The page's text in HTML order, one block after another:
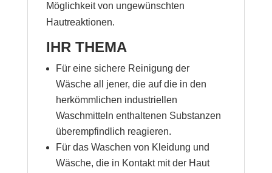
Möglichkeit von ungewünschten
Hautreaktionen.
IHR THEMA
Für eine sichere Reinigung der
Wäsche all jener, die auf die in den
herkömmlichen industriellen
Waschmitteln enthaltenen Substanzen
überempfindlich reagieren.
Für das Waschen von Kleidung und
Wäsche, die in Kontakt mit der Haut